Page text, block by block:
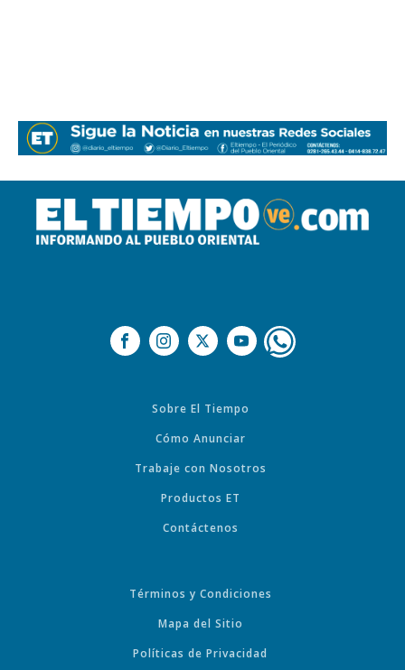
Sobre El Tiempo
Cómo Anunciar
Trabaje con Nosotros
Productos ET
Contáctenos
Términos y Condiciones
Mapa del Sitio
Políticas de Privacidad